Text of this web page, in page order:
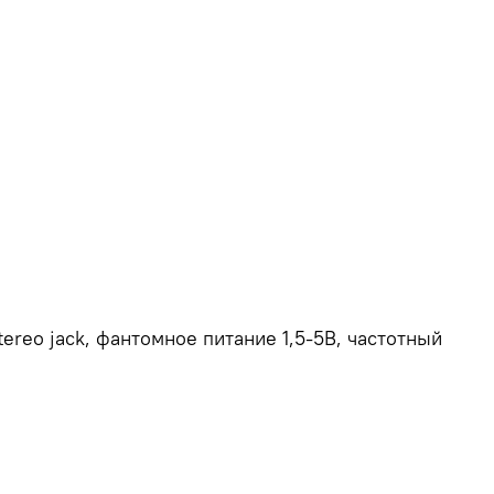
jack, фантомное питание 1,5-5В, частотный